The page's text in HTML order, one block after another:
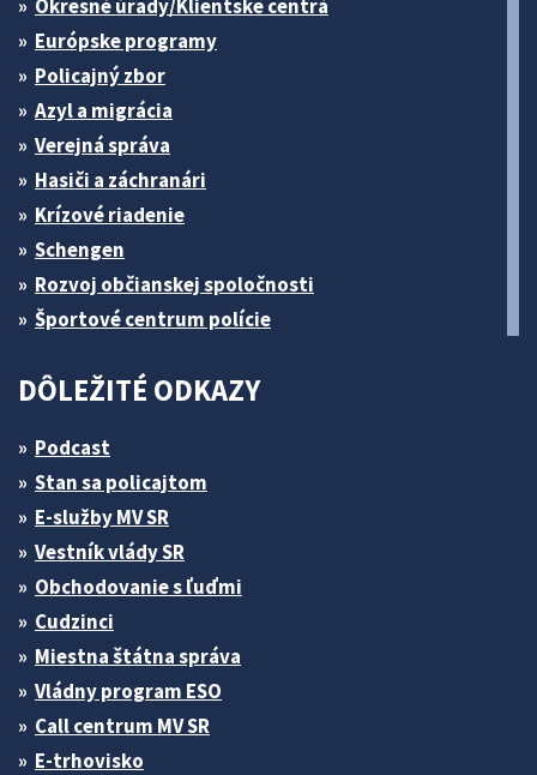
Okresné úrady/Klientske centrá
Európske programy
Policajný zbor
Azyl a migrácia
Verejná správa
Hasiči a záchranári
Krízové riadenie
Schengen
Rozvoj občianskej spoločnosti
Športové centrum polície
DÔLEŽITÉ ODKAZY
Podcast
Stan sa policajtom
E-služby MV SR
Vestník vlády SR
Obchodovanie s ľuďmi
Cudzinci
Miestna štátna správa
Vládny program ESO
Call centrum MV SR
E-trhovisko